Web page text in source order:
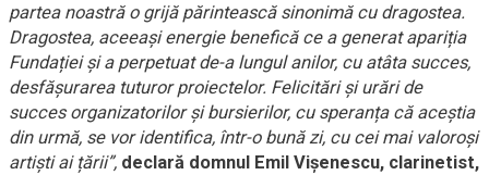
partea noastră o grijă părintească sinonimă cu dragostea.
Dragostea, aceeași energie benefică ce a generat apariția
Fundației și a perpetuat de-a lungul anilor, cu atâta succes,
desfășurarea tuturor proiectelor. Felicitări și urări de
succes organizatorilor și bursierilor, cu speranța că aceștia
din urmă, se vor identifica, într-o bună zi, cu cei mai valoroși
artiști ai țării”, declară domnul Emil Vișenescu, clarinetist,